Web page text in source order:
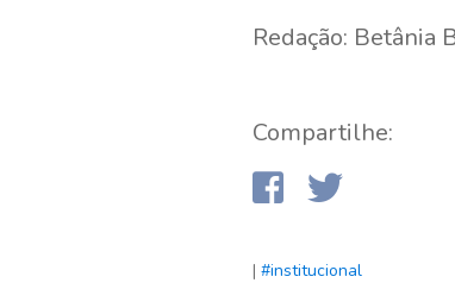
Redação: Betânia
Compartilhe:
| #institucional